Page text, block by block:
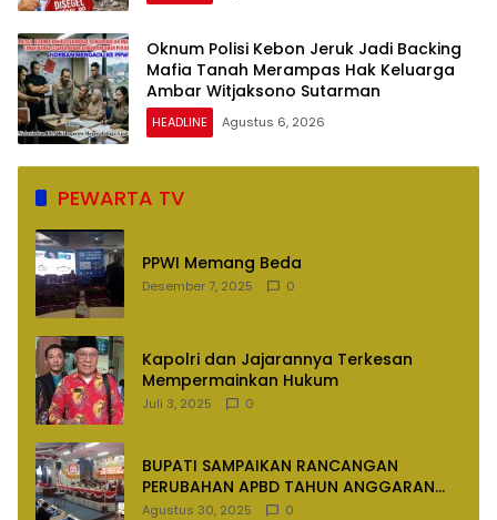
Oknum Polisi Kebon Jeruk Jadi Backing
Mafia Tanah Merampas Hak Keluarga
Ambar Witjaksono Sutarman
HEADLINE Agustus 6, 2026
PEWARTA TV
PPWI Memang Beda
Desember 7, 2025 0
Kapolri dan Jajarannya Terkesan
Mempermainkan Hukum
Juli 3, 2025 0
BUPATI SAMPAIKAN RANCANGAN
PERUBAHAN APBD TAHUN ANGGARAN
2025
Agustus 30, 2025 0